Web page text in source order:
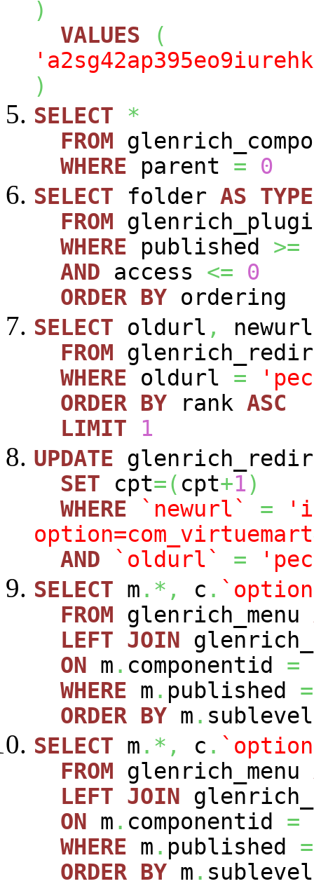
)
VALUES
(
)
SELECT
*
FROM
WHERE parent =
0
SELECT folder AS TYPE
FROM
WHERE published >=
AND access <=
0
ORDER BY ordering
SELECT oldurl ,
newurl
FROM
WHERE oldurl =
ORDER BY rank ASC
LIMIT
1
UPDATE
SET cpt=( cpt+1)
WHERE
`newurl` =
AND
`oldurl` =
SELECT m .*, c .
FROM glenrich_menu
LEFT JOIN
ON m . componentid =
WHERE m . published =
ORDER BY m . sublevel
SELECT m .*, c .
FROM glenrich_menu
LEFT JOIN
ON m . componentid =
WHERE m . published =
ORDER BY m . sublevel